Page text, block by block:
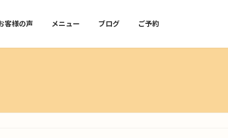
客様の声 メニュー ブログ ご予約